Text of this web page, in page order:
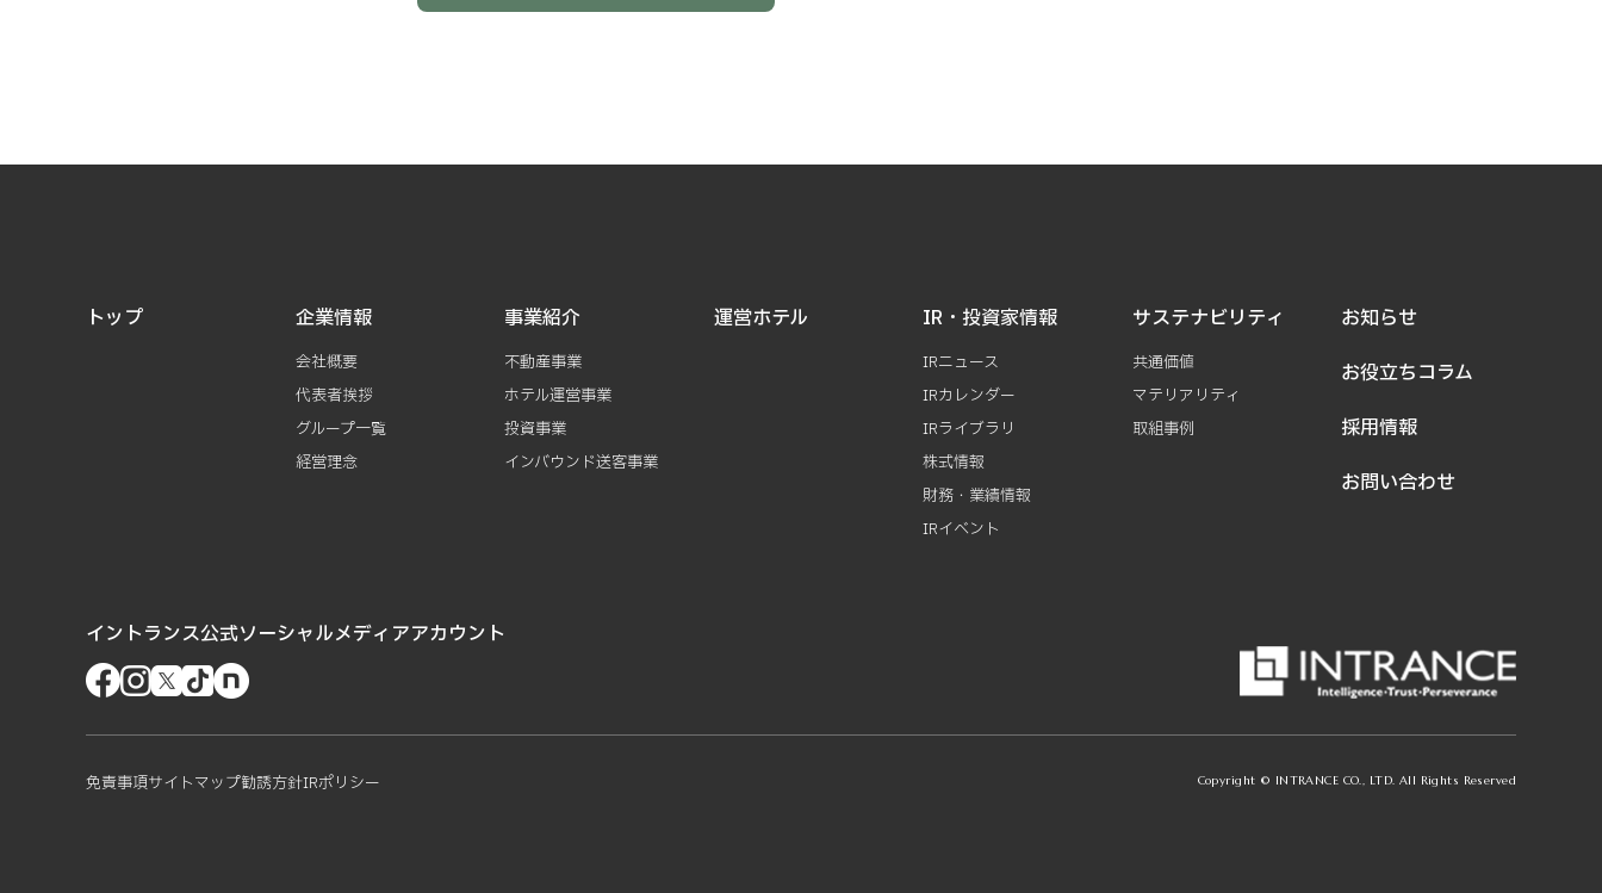
トップ 企業情報
会社概要
代表者挨拶
グループ一覧
経営理念
事業紹介
不動産事業
ホテル運営事業
投資事業
インバウンド送客事業
運営ホテル IR・投資家情報
IRニュース
IRカレンダー
IRライブラリ
株式情報
財務・業績情報
IRイベント
サステナビリティ
共通価値
マテリアリティ
取組事例
お知らせ
お役立ちコラム
採用情報
お問い合わせ
イントランス公式ソーシャルメディアアカウント
免責事項サイトマップ勧誘方針IRポリシー Copyright © INTRANCE CO., LTD. All Rights Reserved